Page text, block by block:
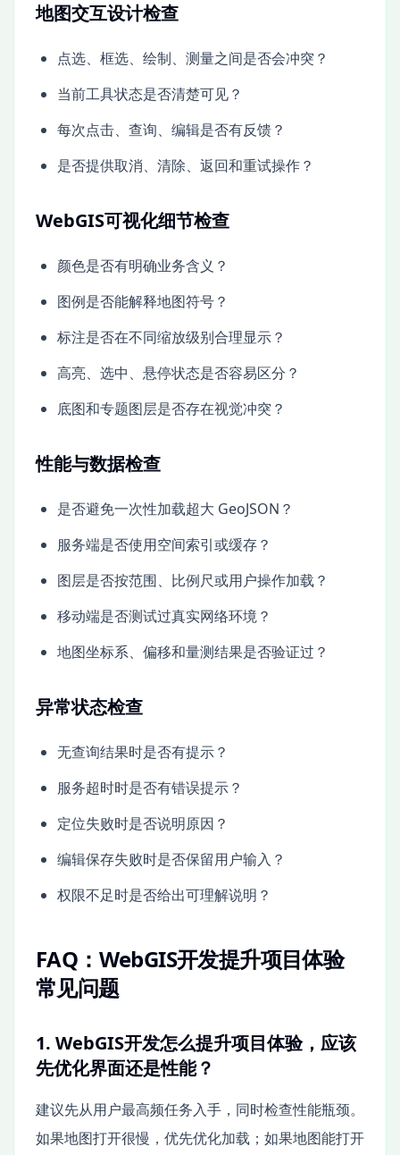
地图交互设计检查
点选、框选、绘制、测量之间是否会冲突？
当前工具状态是否清楚可见？
每次点击、查询、编辑是否有反馈？
是否提供取消、清除、返回和重试操作？
WebGIS可视化细节检查
颜色是否有明确业务含义？
图例是否能解释地图符号？
标注是否在不同缩放级别合理显示？
高亮、选中、悬停状态是否容易区分？
底图和专题图层是否存在视觉冲突？
性能与数据检查
是否避免一次性加载超大 GeoJSON？
服务端是否使用空间索引或缓存？
图层是否按范围、比例尺或用户操作加载？
移动端是否测试过真实网络环境？
地图坐标系、偏移和量测结果是否验证过？
异常状态检查
无查询结果时是否有提示？
服务超时时是否有错误提示？
定位失败时是否说明原因？
编辑保存失败时是否保留用户输入？
权限不足时是否给出可理解说明？
FAQ：WebGIS开发提升项目体验
常见问题
1. WebGIS开发怎么提升项目体验，应该
先优化界面还是性能？
建议先从用户最高频任务入手，同时检查性能瓶颈。
如果地图打开很慢，优先优化加载；如果地图能打开